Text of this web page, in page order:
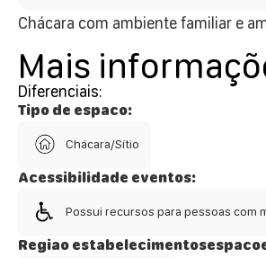
Chácara com ambiente familiar e
Mais
Diferenciais:
Tipo de espaco:
Chácara/Sítio
Acessibilidade eventos:
Possui recursos para pessoas com
Regiao